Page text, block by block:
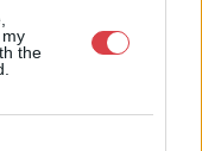
the
a Galéria
a Galéria
festészet hazai
a hazai festészet
meg a